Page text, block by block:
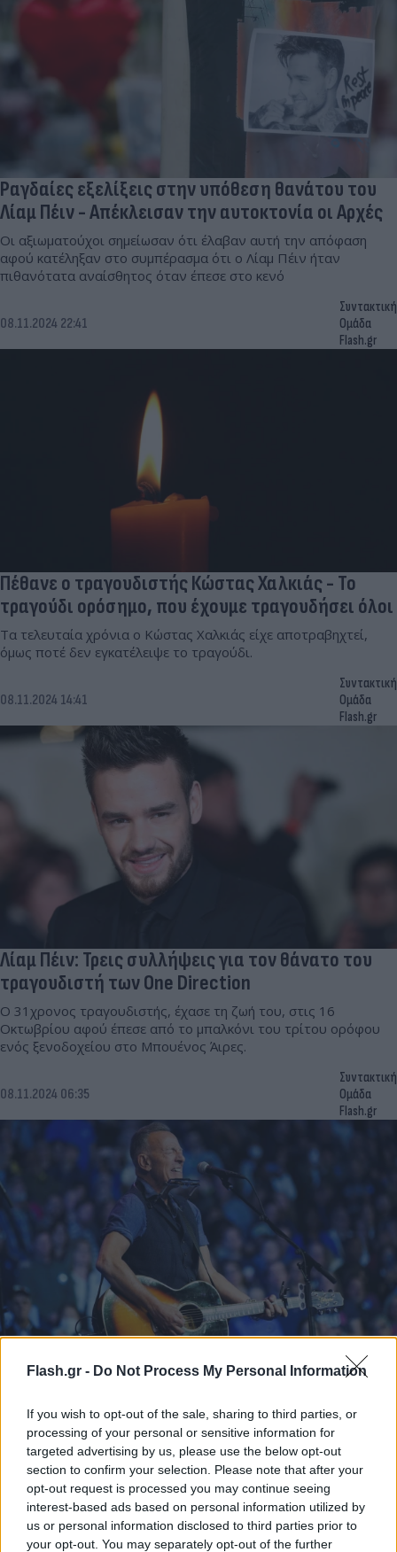
Flash.gr - Do Not Process My Personal Information
If you wish to opt-out of the sale, sharing to third parties, or
processing of your personal or sensitive information for
targeted advertising by us, please use the below opt-out
section to confirm your selection. Please note that after your
opt-out request is processed you may continue seeing
interest-based ads based on personal information utilized by
us or personal information disclosed to third parties prior to
your opt-out. You may separately opt-out of the further
Ραγδαίες εξελίξεις στην υπόθεση θανάτου του
Λίαμ Πέιν - Απέκλεισαν την αυτοκτονία οι Αρχές
Οι αξιωματούχοι σημείωσαν ότι έλαβαν αυτή την απόφαση
αφού κατέληξαν στο συμπέρασμα ότι ο Λίαμ Πέιν ήταν
πιθανότατα αναίσθητος όταν έπεσε στο κενό
08.11.2024 22:41
Συντακτική
Ομάδα
Flash.gr
Πέθανε ο τραγουδιστής Κώστας Χαλκιάς - Το
τραγούδι ορόσημο, που έχουμε τραγουδήσει όλοι
Τα τελευταία χρόνια ο Κώστας Χαλκιάς είχε αποτραβηχτεί,
όμως ποτέ δεν εγκατέλειψε το τραγούδι.
08.11.2024 14:41
Συντακτική
Ομάδα
Flash.gr
Λίαμ Πέιν: Τρεις συλλήψεις για τον θάνατο του
τραγουδιστή των One Direction
Ο 31χρονος τραγουδιστής, έχασε τη ζωή του, στις 16
Οκτωβρίου αφού έπεσε από το μπαλκόνι του τρίτου ορόφου
ενός ξενοδοχείου στο Μπουένος Άιρες.
08.11.2024 06:35
Συντακτική
Ομάδα
Flash.gr
Η «μάχιμη προσευχή» του Μπρους Σπρίνγκστιν
μία μέρα μετά το θρίαμβο Τραμπ
«Αυτή είναι μια μαχητική προσευχή για τη χώρα μου», είπε
ξεκινώντας τη συναυλία του στο Τορόντο.
07.11.2024 14:58
Συντακτική
Ομάδα